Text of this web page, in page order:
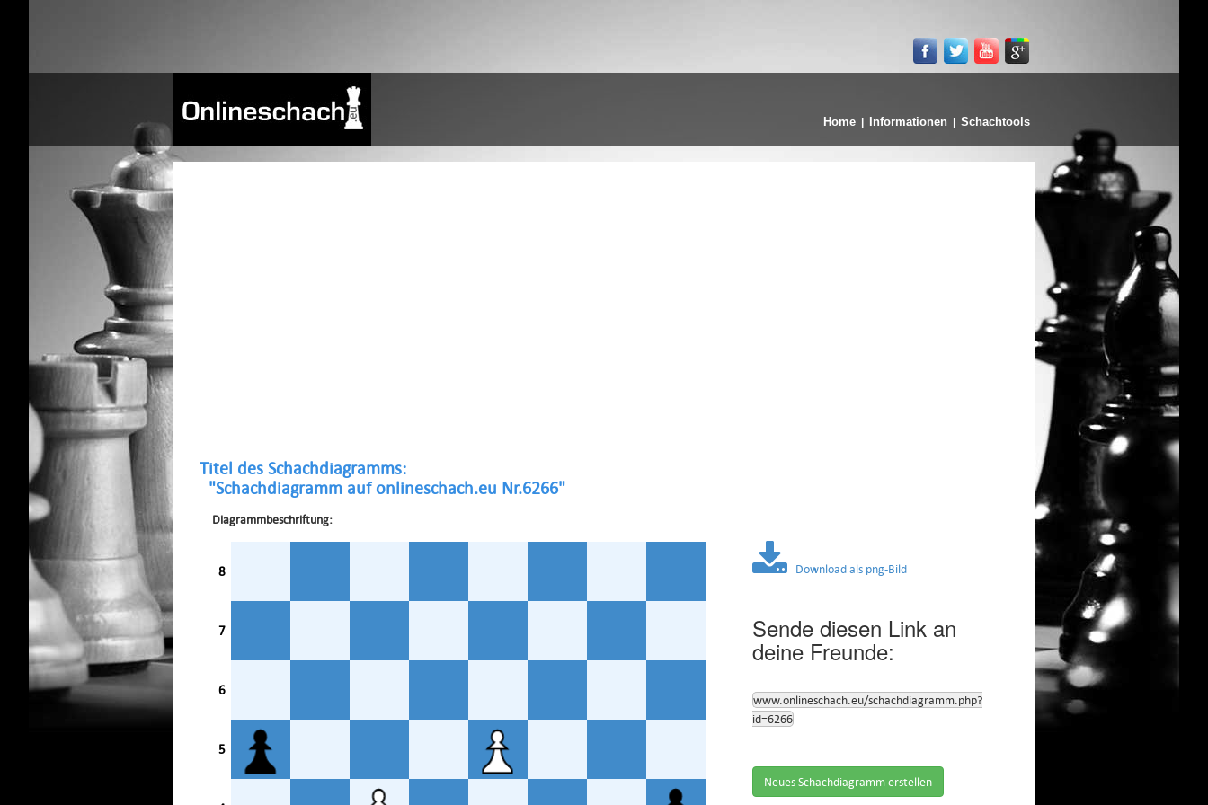
Home Informationen Schachtools
Titel des Schachdiagramms:
"Schachdiagramm auf onlineschach.eu Nr.6266"
Diagrammbeschriftung:
8
7
6
5
Download als png-Bild
Sende diesen Link an
deine Freunde:
www.onlineschach.eu/schachdiagramm.php?
id=6266
Neues Schachdiagramm erstellen